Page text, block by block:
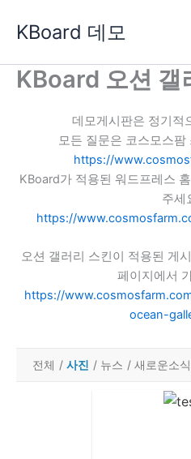
로
KBoard 데모
KBoard 오션 갤
데모게시판은 정기적
모든 질문은 코스모스
https://
KBoard가 적용된 워드프레스
주세
https://
오션 갤러리 스킨이 적용된 게
페이지에서
https://
ocean-
전체 / 사진 / 뉴스 / 새로운소식